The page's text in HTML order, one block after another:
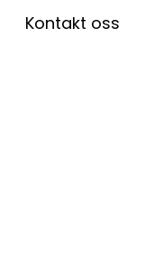
Kontakt oss